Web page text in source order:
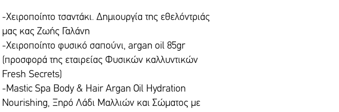
-Χειροποίητο τσαντάκι. Δημιουργία της εθελόντριάς
μας κας Ζωής Γαλάνη
-Χειροποίητο φυσικό σαπούνι, argan oil 85gr
(προσφορά της εταιρείας Φυσικών καλλυντικών
Fresh Secrets)
-Mastic Spa Body & Hair Argan Oil Hydration
Nourishing, Ξηρό Λάδι Μαλλιών και Σώματος με